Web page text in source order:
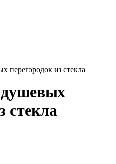
перегородок из стекла
душевых
стекла